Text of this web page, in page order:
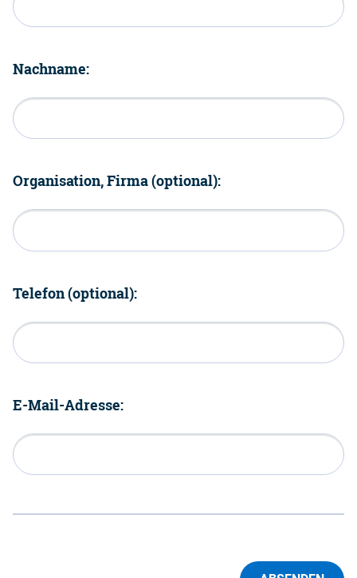
Nachname:
Organisation, Firma (optional):
Telefon (optional):
E-Mail-Adresse: